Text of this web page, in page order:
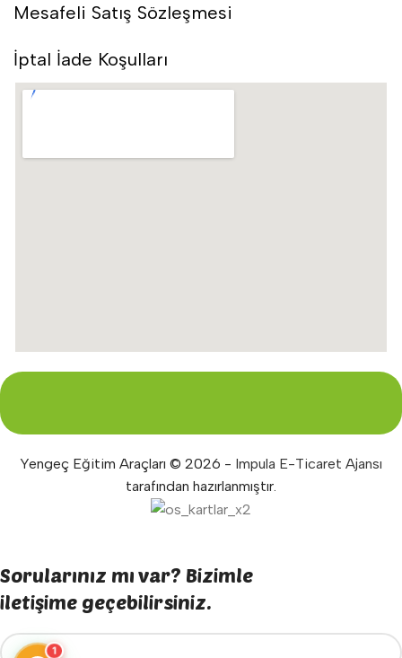
Mesafeli Satış Sözleşmesi
İptal İade Koşulları
Yengeç Eğitim Araçları © 2026 - Impula E-Ticaret Ajansı
tarafından hazırlanmıştır.
Sorularınız mı var? Bizimle
iletişime geçebilirsiniz.
1